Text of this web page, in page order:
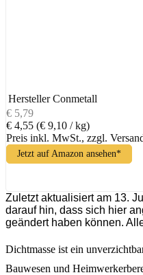
Hersteller Conmetall
€ 5,79
€ 4,55 (€ 9,10 / kg)
Preis inkl. MwSt., zzgl.
Jetzt auf Amazon ansehen*
Zuletzt aktualisiert am 13.
darauf hin, dass sich hier
geändert haben können.
Dichtmasse ist ein
Bauwesen und